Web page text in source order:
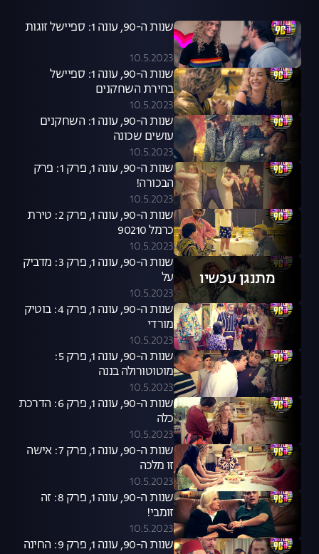
שנות ה-90, עונה 1: ספיישל זוגות
10.5.2023
שנות ה-90, עונה 1: ספיישל
בחירת השחקנים
10.5.2023
שנות ה-90, עונה 1: השחקנים
עושים שכונה
10.5.2023
שנות ה-90, עונה 1, פרק 1: פרק
הבכורה!
10.5.2023
שנות ה-90, עונה 1, פרק 2: טירת
כרמל 90210
10.5.2023
מתנגן עכשיו
שנות ה-90, עונה 1, פרק 3: מדביק
על
10.5.2023
שנות ה-90, עונה 1, פרק 4: בוטיק
מורדי
10.5.2023
שנות ה-90, עונה 1, פרק 5:
מוטוטורולה בננה
10.5.2023
שנות ה-90, עונה 1, פרק 6: הדרכת
כלה
10.5.2023
שנות ה-90, עונה 1, פרק 7: אישה
זו מלכה
10.5.2023
שנות ה-90, עונה 1, פרק 8: זה
זומבי!
10.5.2023
שנות ה-90, עונה 1, פרק 9: החינה